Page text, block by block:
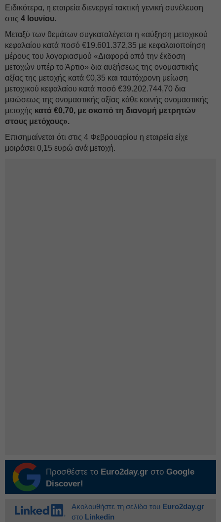
Ειδικότερα, η εταιρεία διενεργεί τακτική γενική συνέλευση
στις 4 Ιουνίου.
Μεταξύ των θεμάτων συγκαταλέγεται η «αύξηση μετοχικού
κεφαλαίου κατά ποσό €19.601.372,35 με κεφαλαιοποίηση
μέρους του λογαριασμού «Διαφορά από την έκδοση
μετοχών υπέρ το Άρτιο» δια αυξήσεως της ονομαστικής
αξίας της μετοχής κατά €0,35 και ταυτόχρονη μείωση
μετοχικού κεφαλαίου κατά ποσό €39.202.744,70 δια
μειώσεως της ονομαστικής αξίας κάθε κοινής ονομαστικής
μετοχής κατά €0,70, με σκοπό τη διανομή μετρητών
στους μετόχους».
Επισημαίνεται ότι στις 4 Φεβρουαρίου η εταιρεία είχε
μοιράσει 0,15 ευρώ ανά μετοχή.
Προσθέστε το Euro2day.gr στο Google
Discover!
Ακολουθήστε τη σελίδα του Euro2day.gr
στο Linkedin